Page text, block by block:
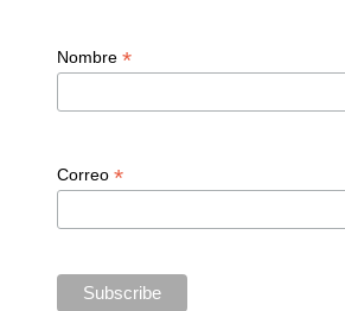
Nombre *
Correo *